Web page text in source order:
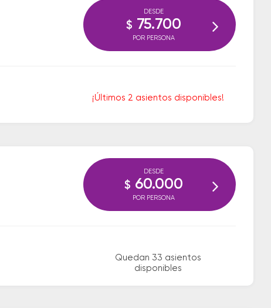
¡Últimos 2 asientos disponibles!
DESDE
$ 75.700
POR PERSONA
Quedan 33 asientos
disponibles
DESDE
$ 60.000
POR PERSONA